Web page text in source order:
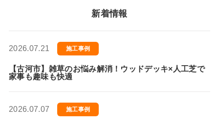
新着情報
2026.07.21 施工事例
【古河市】雑草のお悩み解消！ウッドデッキ×人工芝で
家事も趣味も快適
2026.07.07 施工事例